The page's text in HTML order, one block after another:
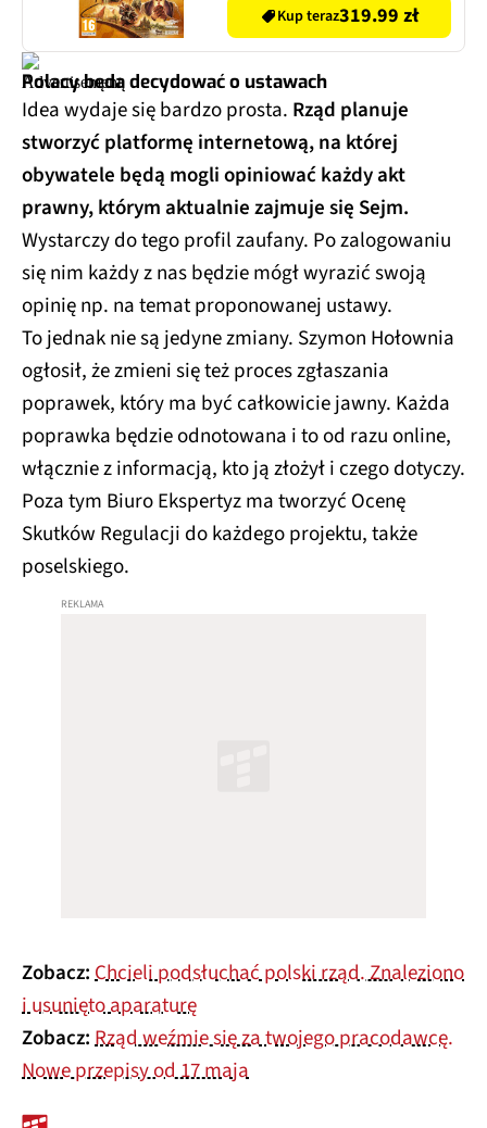
Kup teraz319.99 zł
Polacy będą decydować o ustawach
Idea wydaje się bardzo prosta. Rząd planuje
stworzyć platformę internetową, na której
obywatele będą mogli opiniować każdy akt
prawny, którym aktualnie zajmuje się Sejm.
Wystarczy do tego profil zaufany. Po zalogowaniu
się nim każdy z nas będzie mógł wyrazić swoją
opinię np. na temat proponowanej ustawy.
To jednak nie są jedyne zmiany. Szymon Hołownia
ogłosił, że zmieni się też proces zgłaszania
poprawek, który ma być całkowicie jawny. Każda
poprawka będzie odnotowana i to od razu online,
włącznie z informacją, kto ją złożył i czego dotyczy.
Poza tym Biuro Ekspertyz ma tworzyć Ocenę
Skutków Regulacji do każdego projektu, także
poselskiego.
Zobacz:Chcieli podsłuchać polski rząd. Znaleziono
i usunięto aparaturę
Zobacz:Rząd weźmie się za twojego pracodawcę.
Nowe przepisy od 17 maja